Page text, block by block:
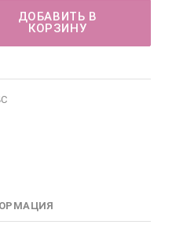
ДОБАВИТЬ В
КОРЗИНУ